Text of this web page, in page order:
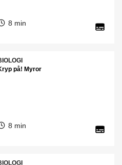
8 min
på! Myror
8 min